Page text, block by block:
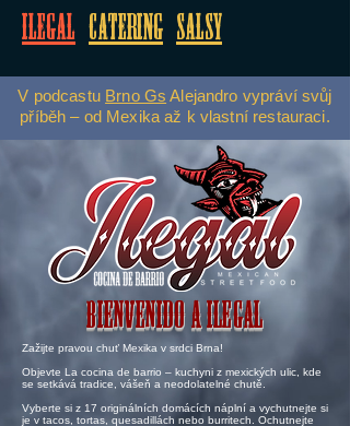
Ilegal Catering Salsy
V podcastu Brno Gs Alejandro vypráví svůj
příběh – od Mexika až k vlastní restauraci.
Bienvenido a ILEGAL
Zažijte pravou chuť Mexika v srdci Brna!​
Objevte La cocina de barrio – kuchyni z mexických ulic, kde
se setkává tradice, vášeň a neodolatelné chutě.
​Vyberte si z 17 originálních domácích náplní a vychutnejte si
je v tacos, tortas, quesadillách nebo burritech. Ochutnejte